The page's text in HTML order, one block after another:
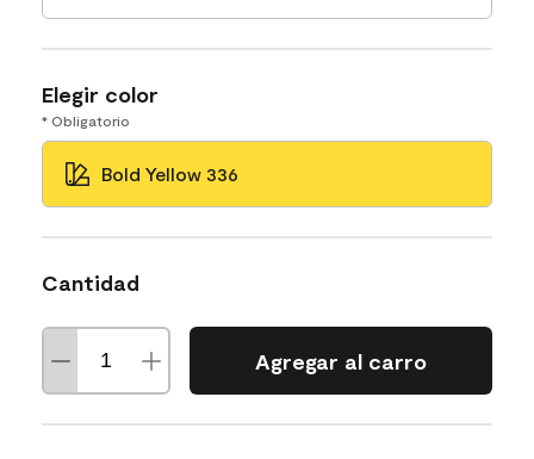
Elegir color
* Obligatorio
Bold Yellow 336
Cantidad
Agregar al carro